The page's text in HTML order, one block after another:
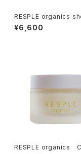
RESPLE organics
RUSH 【シャンプーブラ
¥6,600
RESPLE organics